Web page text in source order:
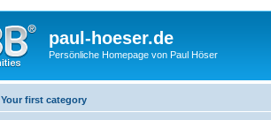
paul-hoeser.de
Persönliche Homepage von Paul Höser
Your first category